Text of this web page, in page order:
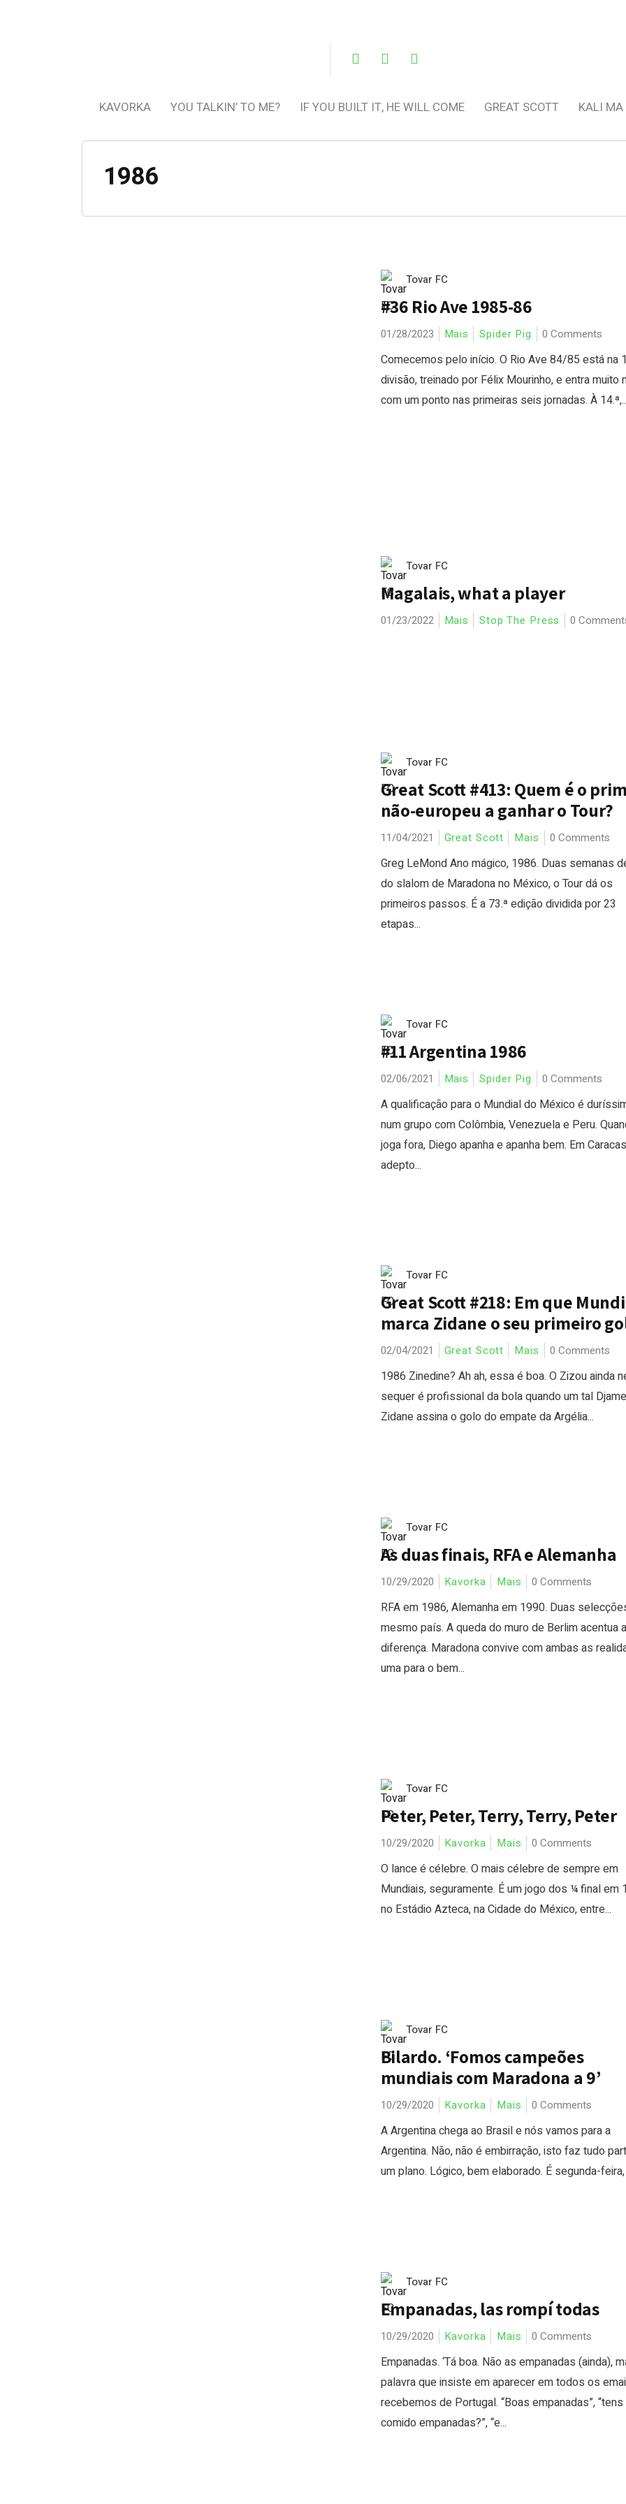
KAVORKA YOU TALKIN’ TO ME? IF YOU BUILT IT, HE WILL COME GREAT SCOTT KALI MA
1986
Tovar FC
#36 Rio Ave 1985-86
01/28/2023 Mais Spider Pig 0 Comments
Comecemos pelo início. O Rio Ave 84/85 está na
divisão, treinado por Félix Mourinho, e entra muito
com um ponto nas primeiras seis jornadas. À
Tovar FC
Magalais, what a player
01/23/2022 Mais Stop The Press 0
Tovar FC
Great Scott #413: Quem é o
não-europeu a ganhar o Tour?
11/04/2021 Great Scott Mais 0 Comments
Greg LeMond Ano mágico, 1986. Duas semanas
do slalom de Maradona no México, o Tour dá os
primeiros passos. É a 73.ª edição dividida por 23
etapas...
Tovar FC
#11 Argentina 1986
02/06/2021 Mais Spider Pig 0 Comments
A qualificação para o Mundial do México é
num grupo com Colômbia, Venezuela e Peru.
joga fora, Diego apanha e apanha bem. Em
adepto...
Tovar FC
Great Scott #218: Em que
marca Zidane o seu primeiro
02/04/2021 Great Scott Mais 0 Comments
1986 Zinedine? Ah ah, essa é boa. O Zizou ainda
sequer é profissional da bola quando um tal
Zidane assina o golo do empate da Argélia...
Tovar FC
As duas finais, RFA e Alemanha
10/29/2020 Kavorka Mais 0 Comments
RFA em 1986, Alemanha em 1990. Duas
mesmo país. A queda do muro de Berlim acentua a
diferença. Maradona convive com ambas as
uma para o bem...
Tovar FC
Peter, Peter, Terry, Terry, Peter
10/29/2020 Kavorka Mais 0 Comments
O lance é célebre. O mais célebre de sempre em
Mundiais, seguramente. É um jogo dos ¼ final em
no Estádio Azteca, na Cidade do México, entre...
Tovar FC
Bilardo. ‘Fomos campeões
mundiais com Maradona a 9’
10/29/2020 Kavorka Mais 0 Comments
A Argentina chega ao Brasil e nós vamos para a
Argentina. Não, não é embirração, isto faz tudo
um plano. Lógico, bem elaborado. É segunda-feira,
Tovar FC
Empanadas, las rompí todas
10/29/2020 Kavorka Mais 0 Comments
Empanadas. ‘Tá boa. Não as empanadas (ainda),
palavra que insiste em aparecer em todos os
recebemos de Portugal. “Boas empanadas”, “tens
comido empanadas?”, “e...